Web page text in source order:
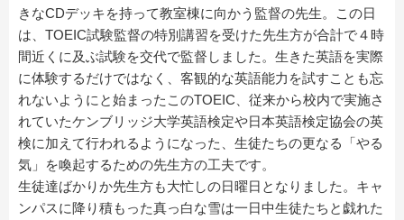
きなCDデッキを持って教室棟に向かう監督の先生。この日
は、TOEIC試験監督の特別講習を受けた先生方が合計で４時
間近くに及ぶ試験を交代で監督しました。生きた英語を実際
に体験するだけではなく、客観的な英語能力を試すことも忘
れないようにと始まったこのTOEIC、従来から校内で実施さ
れていたケンブリッジ大学英語検定や日本英語検定協会の英
検に加えて行われるようになった、生徒たちの更なる「やる
気」を喚起するための先生方の工夫です。
生徒達ばかりか先生方も大忙しの日曜日となりました。キャ
ンパスに降り積もった真っ白な雪は一日中生徒たちと戯れた